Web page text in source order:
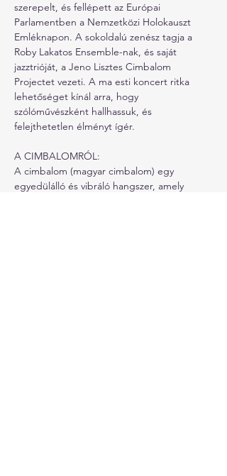
szerepelt, és fellépett az Európai
Parlamentben a Nemzetközi Holokauszt
Emléknapon. A sokoldalú zenész tagja a
Roby Lakatos Ensemble-nak, és saját
jazztrióját, a Jeno Lisztes Cimbalom
Projectet vezeti. A ma esti koncert ritka
lehetőséget kínál arra, hogy
szólóművészként hallhassuk, és
felejthetetlen élményt ígér.
A CIMBALOMRÓL:
A cimbalom (magyar cimbalom) egy
egyedülálló és vibráló hangszer, amely